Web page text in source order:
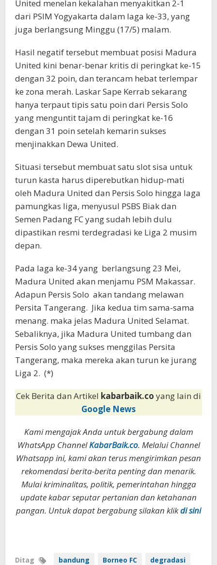
United menelan kekalahan menyakitkan 2-1
dari PSIM Yogyakarta dalam laga ke-33, yang
juga berlangsung Minggu (17/5) malam.
Hasil negatif tersebut membuat posisi Madura
United kini benar-benar kritis di peringkat ke-15
dengan 32 poin, dan terancam hebat terlempar
ke zona merah. Laskar Sape Kerrab sekarang
hanya terpaut tipis satu poin dari Persis Solo
yang menguntit tajam di peringkat ke-16
dengan 31 poin setelah kemarin sukses
menjinakkan Dewa United.
Situasi tersebut membuat satu slot sisa untuk
turun kasta harus diperebutkan hidup-mati
oleh Madura United dan Persis Solo hingga laga
pamungkas liga, menyusul PSBS Biak dan
Semen Padang FC yang sudah lebih dulu
dipastikan resmi terdegradasi ke Liga 2 musim
depan.
Pada laga ke-34 yang berlangsung 23 Mei,
Madura United akan menjamu PSM Makassar.
Adapun Persis Solo akan tandang melawan
Persita Tangerang. Jika kedua tim sama-sama
menang. maka jelas Madura United Selamat.
Sebaliknya, jika Madura United tumbang dan
Persis Solo yang sukses menggilas Persita
Tangerang, maka mereka akan turun ke jurang
Liga 2. (*)
Cek Berita dan Artikel kabarbaik.co yang lain di
Google News
Kami mengajak Anda untuk bergabung dalam
WhatsApp ChannelKabarBaik.co. Melalui Channel
Whatsapp ini, kami akan terus mengirimkan pesan
rekomendasi berita-berita penting dan menarik.
Mulai kriminalitas, politik, pemerintahan hingga
update kabar seputar pertanian dan ketahanan
pangan. Untuk dapat bergabung silakan klikdi sini
Ditag bandung Borneo FC
degradasi